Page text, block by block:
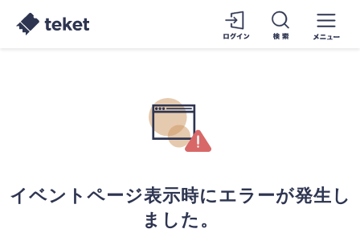
イベントページ表示時にエラーが発生し
ました。